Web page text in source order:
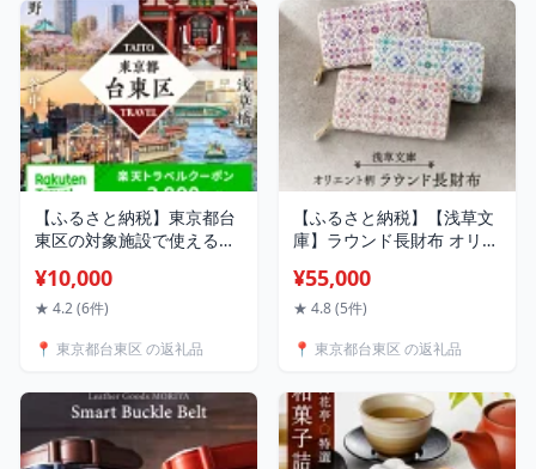
【ふるさと納税】東京都台
東区の対象施設で使える楽
10,000円 浅草 上野 浅草橋
谷中 関東 東京 予約 旅行 宿
ト 宿泊券 旅行クーポン ビ
¥10,000
★ 4.2 (6件)
📍 東京都台東区 の返礼品
【ふるさと納税】【浅草文
庫】ラウンド長財布 オリエ
品 ラウンドファスナー 牛
革 革 皮革 革製品 レザー フ
ンドメイド 型友禅 工芸品
¥55,000
★ 4.8 (5件)
📍 東京都台東区 の返礼品